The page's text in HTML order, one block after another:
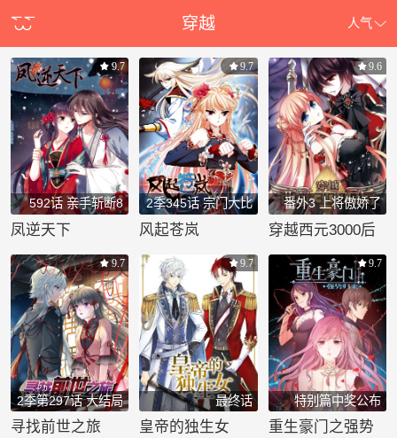
穿越 人气
592话 亲手斩断8
9.7
凤逆天下
2季345话 宗门大比
9.7
风起苍岚
番外3 上将傲娇了
9.6
穿越西元3000后
2季第297话 大结局
9.7
寻找前世之旅
最终话
9.7
皇帝的独生女
特别篇中奖公布
9.7
重生豪门之强势